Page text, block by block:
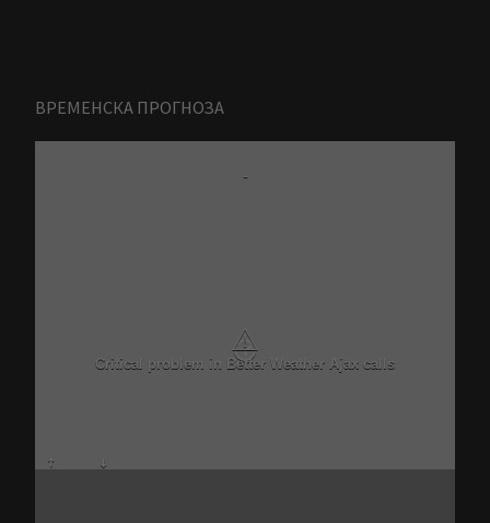
ВРЕМЕНСКА ПРОГНОЗА
-
⚠
Critical problem in Better Weather Ajax calls